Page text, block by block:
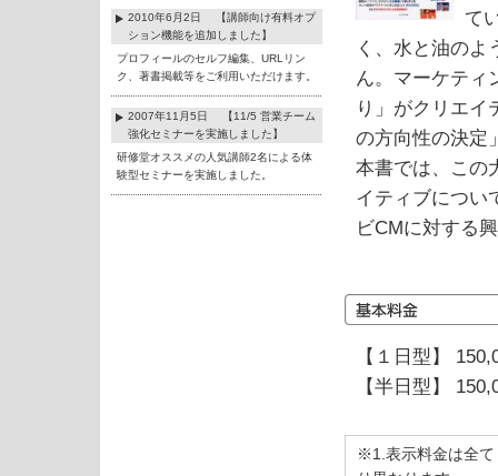
2010年6月2日 【講師向け有料オプ
ション機能を追加しました】
プロフィールのセルフ編集、URLリン
ク、著書掲載等をご利用いただけます。
2007年11月5日 【11/5 営業チーム
強化セミナーを実施しました】
研修堂オススメの人気講師2名による体
験型セミナーを実施しました。
て
く、水と油のよ
ん。マーケティ
り」がクリエイ
の方向性の決定
本書では、この
イティブについ
ビCMに対する
【１日型】
【半日型】
※1.表示料金は全て